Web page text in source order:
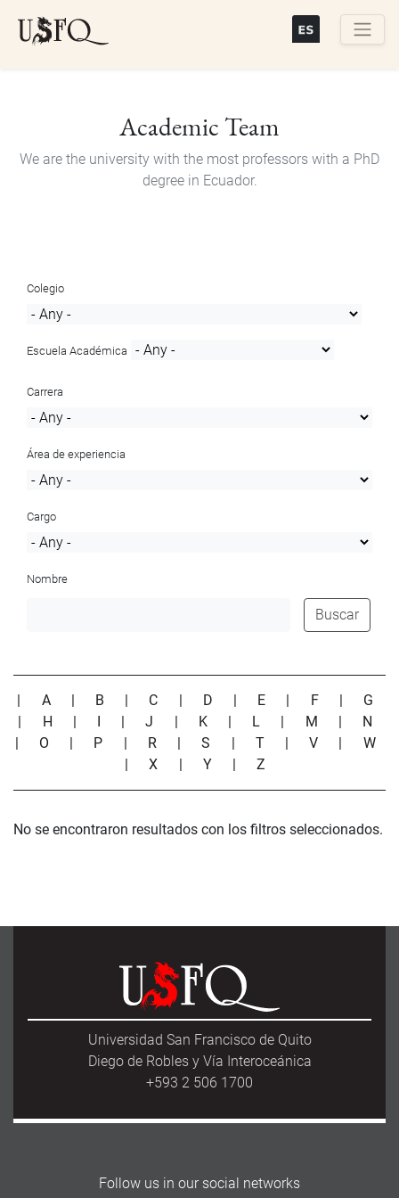
Academic Team
We are the university with the most professors with a PhD
degree in Ecuador.
Colegio
Escuela Académica
Carrera
Área de experiencia
Cargo
Nombre
Buscar
| A | B | C | D | E | F | G
| H | I |J | K | L | M | N
| O | P | R |S | T |V | W
|X | Y |Z
No se encontraron resultados con los filtros seleccionados.
Universidad San Francisco de Quito
Diego de Robles y Vía Interoceánica
+593 2 506 1700
Follow us in our social networks